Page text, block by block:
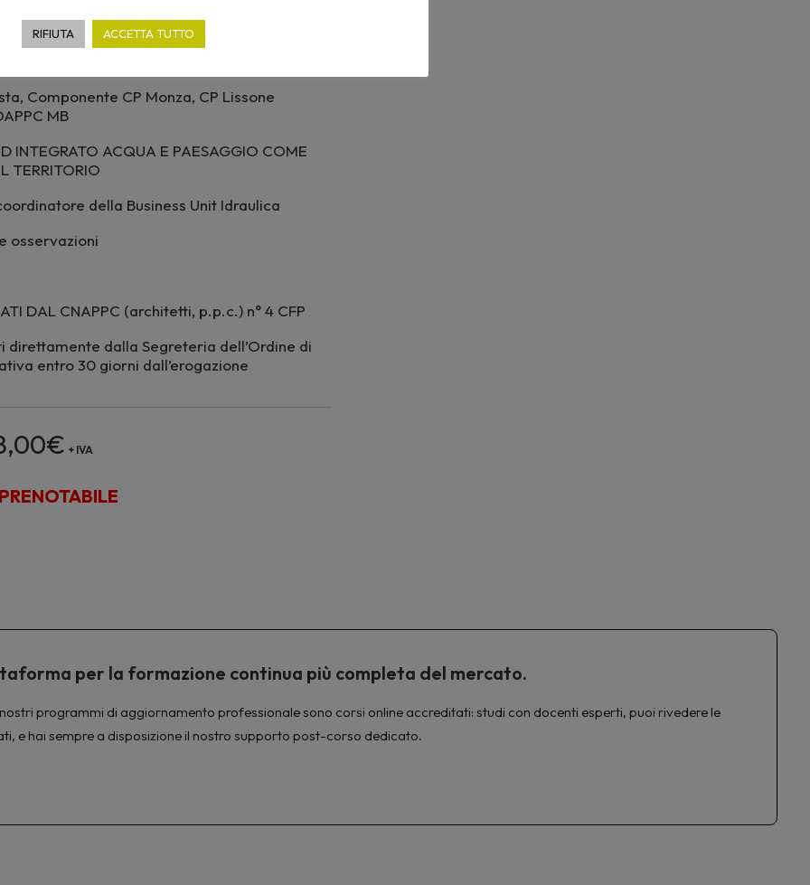
e Ambiente Provincia MB
Componente CP Monza, CP Lissone
MB
INTEGRATO ACQUA E PAESAGGIO COME
TERRITORIO
della Business Unit Idraulica
osservazioni
DAL CNAPPC (architetti, p.p.c.) n° 4 CFP
direttamente dalla Segreteria dell’Ordine di
entro 30 giorni dall’erogazione
€ + IVA
per la formazione continua più completa del mercato.
programmi di aggiornamento professionale sono corsi online accreditati: studi con docenti esperti, puoi rivedere le
e hai sempre a disposizione il nostro supporto post-corso dedicato.
RIFIUTA ACCETTA TUTTO